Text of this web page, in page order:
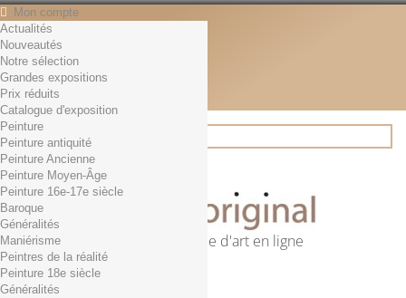
Mon compte
Contact
Français
English
Français
Actualités
Rechercher
Première librairie d'art en ligne
Panier (vide)
Aucun produit
Actualités
Nouveautés
Notre sélection
Grandes expositions
Prix réduits
Catalogue d'exposition
Peinture
Peinture antiquité
Peinture Ancienne
Peinture Moyen-Âge
Peinture 16e-17e siècle
Baroque
Généralités
Maniérisme
Peintres de la réalité
Peinture 18e siècle
Généralités